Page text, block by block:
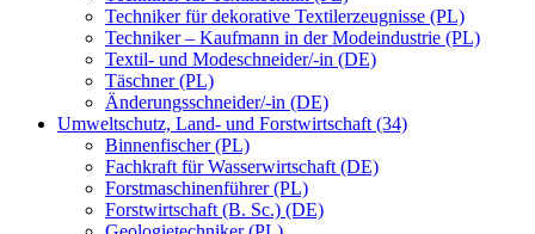
Techniker für dekorative Textilerzeugnisse (PL)
Techniker – Kaufmann in der Modeindustrie (PL)
Textil- und Modeschneider/-in (DE)
Täschner (PL)
Änderungsschneider/-in (DE)
Umweltschutz, Land- und Forstwirtschaft (34)
Binnenfischer (PL)
Fachkraft für Wasserwirtschaft (DE)
Forstmaschinenführer (PL)
Forstwirtschaft (B. Sc.) (DE)